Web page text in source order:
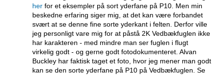
herfor et eksempler på sort yderfane på P10. Men min
beskedne erfaring siger mig, at det kan være forbandet
svært at se denne fine sorte yderkant i felten. Derfor ville
jeg personligt vare mig for at påstå 2K Vedbækfuglen ikke
har karakteren - med mindre man ser fuglen i flugt
virkelig godt - og gerne godt fotodokumenteret. Alvan
Buckley har faktisk taget et foto, hvor jeg mener man godt
kan se den sorte yderfane på P10 på Vedbækfuglen. Se